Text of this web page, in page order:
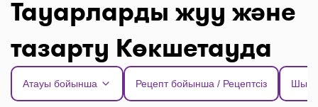
Тауарларды жуу және
тазарту Көкшетауда
Атауы бойынша Рецепт бойынша / Рецептсіз